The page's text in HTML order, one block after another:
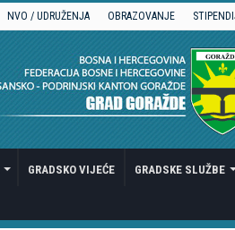
NVO / UDRUŽENJA OBRAZOVANJE
GRADSKO VIJEĆE GRADSKE SLUŽBE